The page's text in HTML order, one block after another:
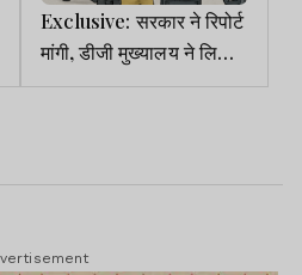
Exclusive: सरकार ने रिपोर्ट
मांगी, डीजी मुख्यालय ने लिखा-
समिति बनाएं, घाटाले के आरोपों